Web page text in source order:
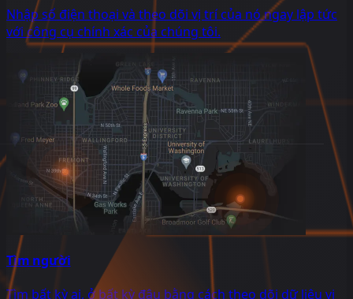
Nhập số điện thoại và theo dõi vị trí của nó ngay lập tức
với công cụ chính xác của chúng tôi.
Tìm người
Tìm bất kỳ ai, ở bất kỳ đâu bằng cách theo dõi dữ liệu vị